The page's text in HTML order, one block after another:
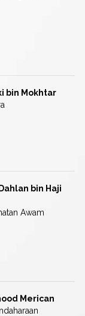
bin Mokhtar
bin Haji
Awam
Merican